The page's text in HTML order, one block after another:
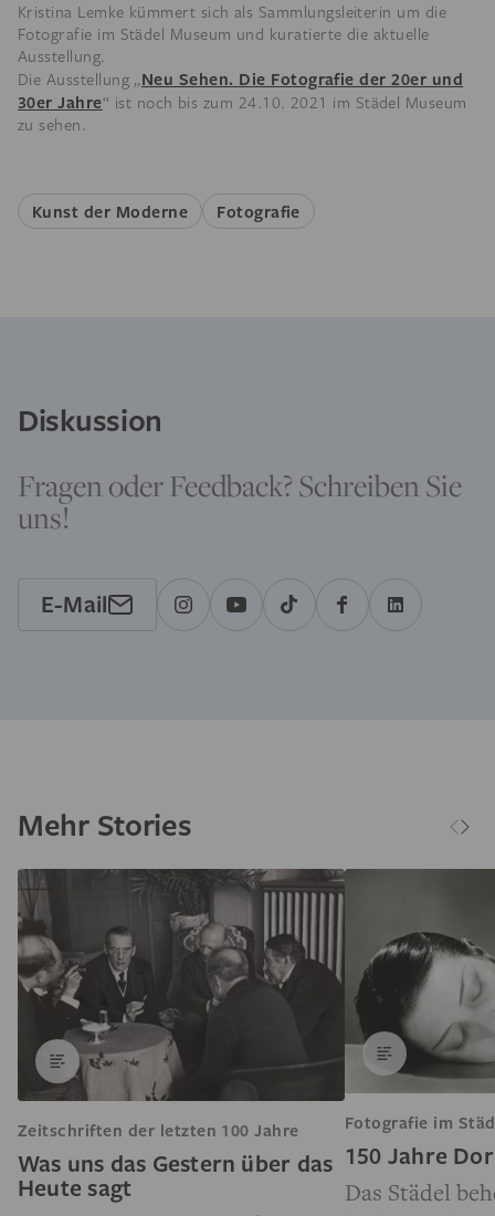
Kristina Lemke kümmert sich als Sammlungsleiterin um die
Fotografie im Städel Museum und kuratierte die aktuelle
Ausstellung.
Die Ausstellung „Neu Sehen. Die Fotografie der 20er und
30er Jahre“ ist noch bis zum 24.10. 2021 im Städel Museum
zu sehen.
Kunst der Moderne Fotografie
Diskussion
Fragen oder Feedback? Schreiben Sie
uns!
E-Mail
Mehr Stories
Zeitschriften der letzten 100 Jahre
Was uns das Gestern über das
Heute sagt
Fotografie im
150 Jahre
Das Städel